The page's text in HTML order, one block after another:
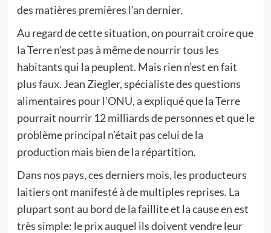
des matières premières l’an dernier.
Au regard de cette situation, on pourrait croire que
la Terre n’est pas à même de nourrir tous les
habitants qui la peuplent. Mais rien n’est en fait
plus faux. Jean Ziegler, spécialiste des questions
alimentaires pour l’ONU, a expliqué que la Terre
pourrait nourrir 12 milliards de personnes et que le
problème principal n’était pas celui de la
production mais bien de la répartition.
Dans nos pays, ces derniers mois, les producteurs
laitiers ont manifesté à de multiples reprises. La
plupart sont au bord de la faillite et la cause en est
très simple: le prix auquel ils doivent vendre leur